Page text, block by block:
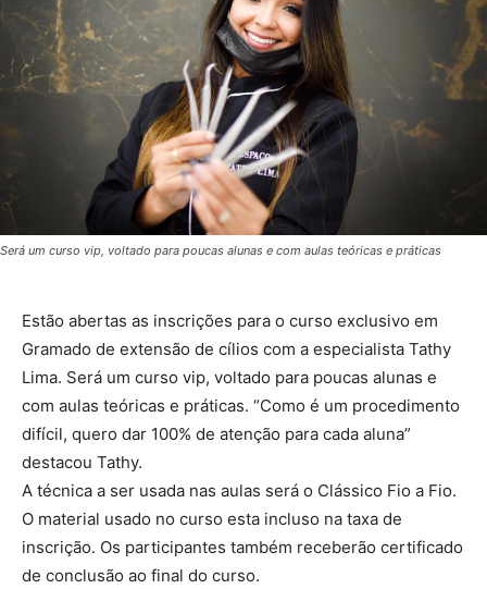
Será um curso vip, voltado para poucas alunas e com aulas teóricas e práticas
Estão abertas as inscrições para o curso exclusivo em
Gramado de extensão de cílios com a especialista Tathy
Lima. Será um curso vip, voltado para poucas alunas e
com aulas teóricas e práticas. “Como é um procedimento
difícil, quero dar 100% de atenção para cada aluna”
destacou Tathy.
A técnica a ser usada nas aulas será o Clássico Fio a Fio.
O material usado no curso esta incluso na taxa de
inscrição. Os participantes também receberão certificado
de conclusão ao final do curso.